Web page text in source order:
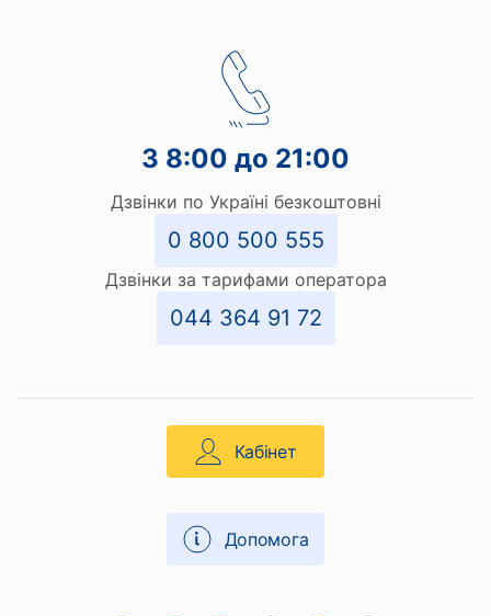
З 8:00 до 21:00
Дзвінки по Україні безкоштовні
0 800 500 555
Дзвінки за тарифами оператора
044 364 91 72
Кабінет
Допомога